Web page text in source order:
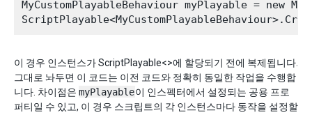
MyCustomPlayableBehaviour myPlayable = new
이 경우 인스턴스가 ScriptPlayable<>에 할당되기 전에 복제됩니다.
그대로 놔두면 이 코드는 이전 코드와 정확히 동일한 작업을 수행합
니다. 차이점은 myPlayable이 인스펙터에서 설정되는 공용 프로
퍼티일 수 있고, 이 경우 스크립트의 각 인스턴스마다 동작을 설정할